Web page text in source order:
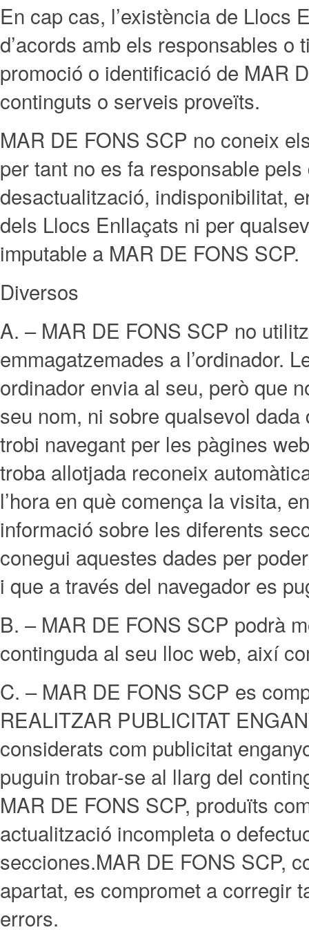
En cap cas, l’existència de Llocs
d’acords amb els responsables
promoció o identificació de MAR
continguts o serveis proveïts.
MAR DE FONS SCP no coneix
per tant no es fa responsable
desactualització, indisponibilitat,
dels Llocs Enllaçats ni per
imputable a MAR DE FONS SCP.
Diversos
A. – MAR DE FONS SCP no
emmagatzemades a l’ordinador.
ordinador envia al seu, però que
seu nom, ni sobre qualsevol
trobi navegant per les pàgines
troba allotjada reconeix
l’hora en què comença la visita,
informació sobre les diferents
conegui aquestes dades per
i que a través del navegador es
B. – MAR DE FONS SCP podrà
continguda al seu lloc web, així
C. – MAR DE FONS SCP es
REALITZAR PUBLICITAT
considerats com publicitat
puguin trobar-se al llarg del
MAR DE FONS SCP, produïts
actualització incompleta o
secciones.MAR DE FONS SCP,
apartat, es compromet a corregir
errors.